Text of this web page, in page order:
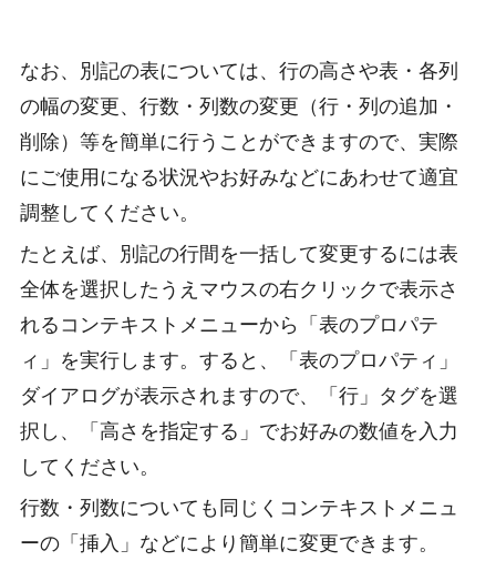
なお、別記の表については、行の高さや表・各列
の幅の変更、行数・列数の変更（行・列の追加・
削除）等を簡単に行うことができますので、実際
にご使用になる状況やお好みなどにあわせて適宜
調整してください。
たとえば、別記の行間を一括して変更するには表
全体を選択したうえマウスの右クリックで表示さ
れるコンテキストメニューから「表のプロパテ
ィ」を実行します。すると、「表のプロパティ」
ダイアログが表示されますので、「行」タグを選
択し、「高さを指定する」でお好みの数値を入力
してください。
行数・列数についても同じくコンテキストメニュ
ーの「挿入」などにより簡単に変更できます。